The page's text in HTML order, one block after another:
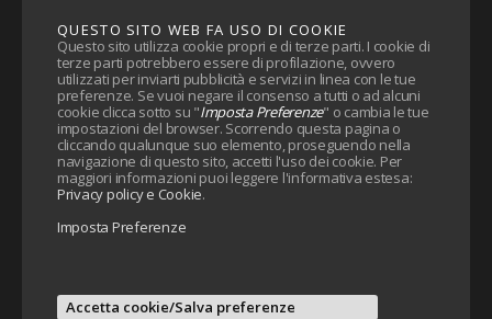
QUESTO SITO WEB FA USO DI COOKIE
Questo sito utilizza cookie propri e di terze parti. I cookie di
terze parti potrebbero essere di profilazione, ovvero
utilizzati per inviarti pubblicità e servizi in linea con le tue
preferenze. Se vuoi negare il consenso a tutti o ad alcuni
cookie clicca sotto su "Imposta Preferenze" o cambia le tue
impostazioni del browser. Scorrendo questa pagina o
cliccando qualunque suo elemento, proseguendo nella
navigazione di questo sito, accetti l'uso dei cookie. Per
maggiori informazioni puoi leggere l'informativa estesa:
Privacy policy e Cookie.
Imposta Preferenze
Accetta cookie/Salva preferenze